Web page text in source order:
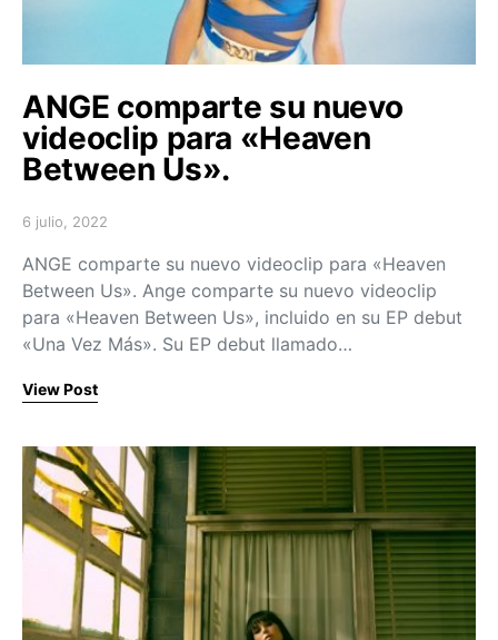
ANGE comparte su nuevo
videoclip para «Heaven
Between Us».
Posted on
6 julio, 2022
ANGE comparte su nuevo videoclip para «Heaven
Between Us». Ange comparte su nuevo videoclip
para «Heaven Between Us», incluido en su EP debut
«Una Vez Más». Su EP debut llamado…
View Post